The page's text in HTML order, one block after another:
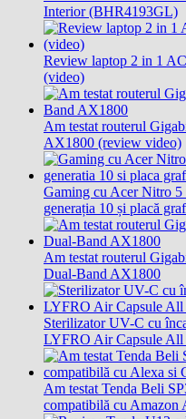
Interior (BHR4193GL)
Review laptop 2 in 1
(video)
Am testat routerul
AX1800 (review video)
Gaming cu Acer Nitro
generația 10 și placă
Am testat routerul
Dual-Band AX1800
Sterilizator UV-C cu
LYFRO Air Capsule All
Am testat Tenda Beli
compatibilă cu Amazon